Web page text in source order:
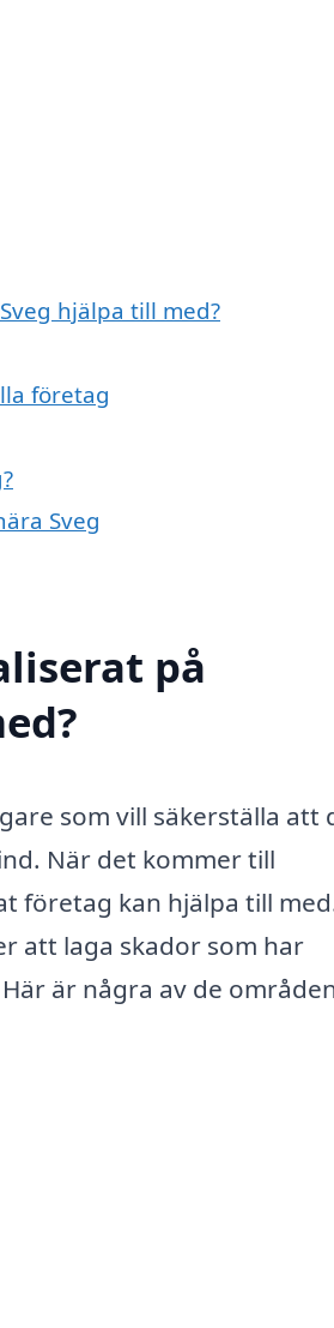
hjälpa till med?
företag
Sveg
på
som vill säkerställa att
När det kommer till
företag kan hjälpa till
att laga skador som har
är några av de